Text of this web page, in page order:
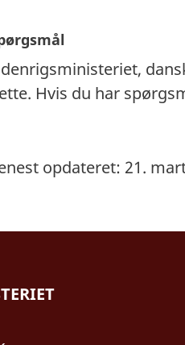
Hvis du har
opdateret: 21.